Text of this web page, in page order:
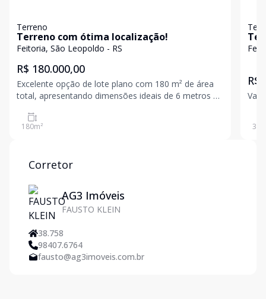
Terreno
Terreno com ótima localização!
Feitoria, São Leopoldo - RS
R$ 180.000,00
Excelente opção de lote plano com 180 m² de área
total, apresentando dimensões ideais de 6 metros de
retangular do terreno favorece projetos
arquitetônicos modernos e funcionais, permitindo
180m²
R$
360
Corretor
AG3 Imóveis
FAUSTO KLEIN
38.758
98407.6764
fausto@ag3imoveis.com.br